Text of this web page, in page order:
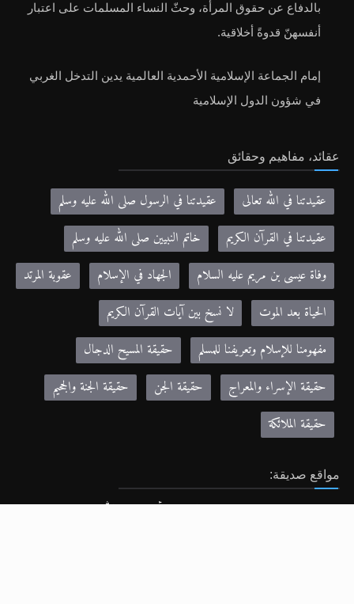
بالدفاع عن حقوق المرأة، وحثّ النساء المسلمات على اعتبار
أنفسهنّ قدوةً أخلاقية.
إمام الجماعة الإسلامية الأحمدية العالمية يدين التدخل الغربي
في شؤون الدول الإسلامية
عقائد، مفاهيم وحقائق
عقيدتنا في الله تعالى
عقيدتنا في الرسول صلى الله عليه وسلم
عقيدتنا في القرآن الكريم
خاتم النبيين صلى الله عليه وسلم
وفاة عيسى بن مريم عليه السلام
الجهاد في الإسلام
عقوبة المرتد
الحياة بعد الموت
لا نسخ بين آيات القرآن الكريم
مفهومنا للإسلام وتعريفنا للمسلم
حقيقة المسيح الدجال
حقيقة الإسراء والمعراج
حقيقة الجن
حقيقة الجنة والجحيم
حقيقة الملائكة
مواقع صديقة:
Khilafa.net - موقع حضرة مرزا مسرور أحمد نصره الله